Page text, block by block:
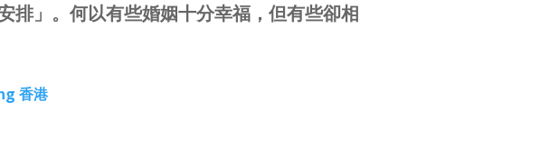
排」。何以有些婚姻十分幸福，但有些卻相
香港